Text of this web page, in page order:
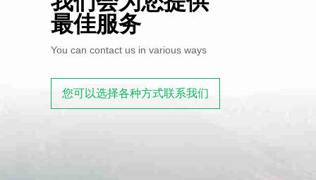
最佳服务
You can contact us in various ways
您可以选择各种方式联系我们